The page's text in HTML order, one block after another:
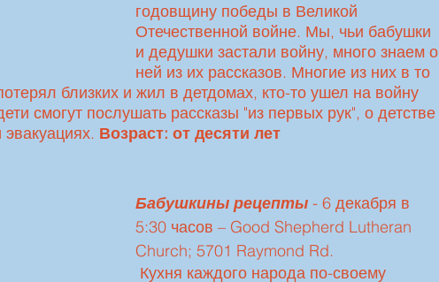
годовщину победы в Великой
Отечественной войне. Мы, чьи бабушки
и дедушки застали войну, много знаем о
ней из их рассказов. Многие из них в то
близких и жил в детдомах, кто-то ушел на войну
смогут послушать рассказы "из первых рук", о детстве
Возраст: от десяти лет
Бабушкины рецепты - 6 декабря в
5:30 часов – Good Shepherd Lutheran
Church; 5701 Raymond Rd.